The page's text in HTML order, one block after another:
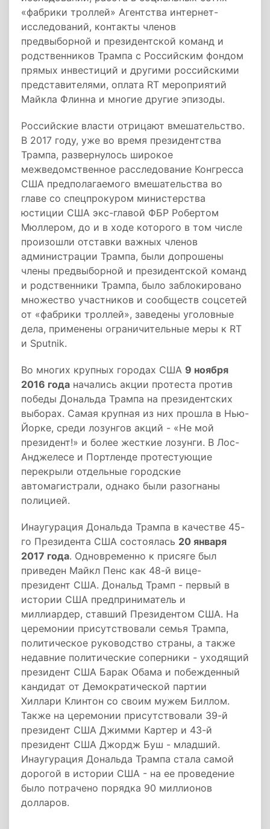
«фабрики троллей» Агентства интернет-
исследований, контакты членов
предвыборной и президентской команд и
родственников Трампа с Российским фондом
прямых инвестиций и другими российскими
представителями, оплата RT мероприятий
Майкла Флинна и многие другие эпизоды.
Российские власти отрицают вмешательство.
В 2017 году, уже во время президентства
Трампа, развернулось широкое
межведомственное расследование Конгресса
США предполагаемого вмешательства во
главе со спецпрокуром министерства
юстиции США экс-главой ФБР Робертом
Мюллером, до и в ходе которого в том числе
произошли отставки важных членов
администрации Трампа, были допрошены
члены предвыборной и президентской команд
и родственники Трампа, было заблокировано
множество участников и сообществ соцсетей
от «фабрики троллей», заведены уголовные
дела, применены ограничительные меры к RT
и Sputnik.
Во многих крупных городах США 9 ноября
2016 года начались акции протеста против
победы Дональда Трампа на президентских
выборах. Самая крупная из них прошла в Нью-
Йорке, среди лозунгов акций - «Не мой
президент!» и более жесткие лозунги. В Лос-
Анджелесе и Портленде протестующие
перекрыли отдельные городские
автомагистрали, однако были разогнаны
полицией.
Инаугурация Дональда Трампа в качестве 45-
го Президента США состоялась 20 января
2017 года. Одновременно к присяге был
приведен Майкл Пенс как 48-й вице-
президент США. Дональд Трамп - первый в
истории США предприниматель и
миллиардер, ставший Президентом США. На
церемонии присутствовали семья Трампа,
политическое руководство страны, а также
недавние политические соперники - уходящий
президент США Барак Обама и побежденный
кандидат от Демократической партии
Хиллари Клинтон со своим мужем Биллом.
Также на церемонии присутствовали 39-й
президент США Джимми Картер и 43-й
президент США Джордж Буш - младший.
Инаугурация Дональда Трампа стала самой
дорогой в истории США - на ее проведение
было потрачено порядка 90 миллионов
долларов.